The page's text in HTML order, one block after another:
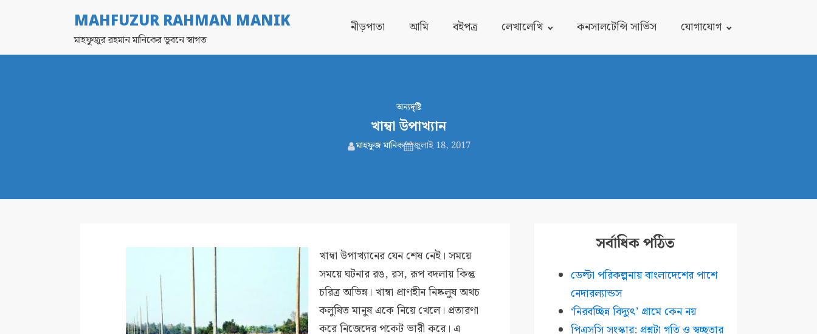
MAHFUZUR RAHMAN MANIK
মাহফুজুর রহমান মানিকের ভুবনে স্বাগত
নীড়পাতা আমি বইপত্র লেখালেখি কনসালটেন্সি সার্ভিস যোগাযোগ
অন্যদৃষ্টি
খাম্বা উপাখ্যান
মাহফুজ মানিক জুলাই 18, 2017
খাম্বা উপাখ্যানের যেন শেষ নেই। সময়ে
সময়ে ঘটনার রঙ, রস, রূপ বদলায় কিন্তু
চরিত্র অভিন্ন। খাম্বা প্রাণহীন নিষ্কলুষ অথচ
কলুষিত মানুষ একে নিয়ে খেলে। প্রতারণা
করে নিজেদের পকেট ভারী করে। এ
সর্বাধিক পঠিত
ডেল্টা পরিকল্পনায় বাংলাদেশের পাশে
নেদারল্যান্ডস
‘নিরবচ্ছিন্ন বিদ্যুৎ’ গ্রামে কেন নয়
পিএসসি সংস্কার: প্রশ্নটা গতি ও স্বচ্ছতার